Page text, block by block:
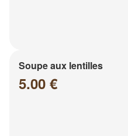
Soupe aux lentilles
5.00 €